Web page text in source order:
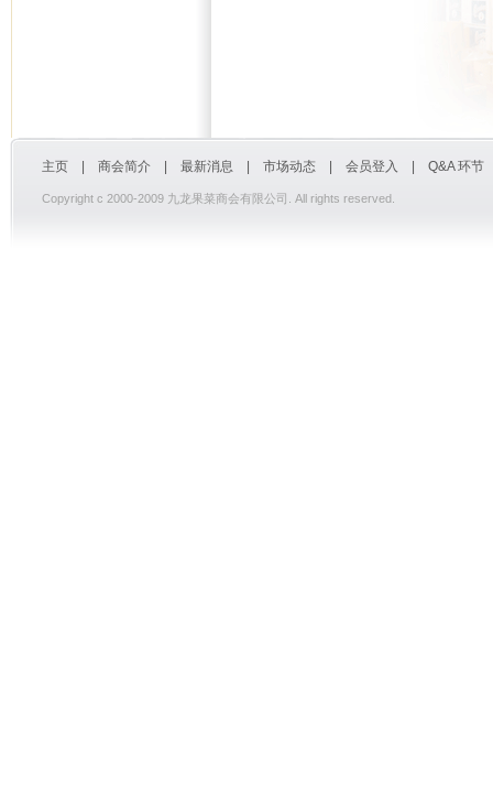
主页 商会简介 最新消息 市场动态 会员登入 Q&A 环节
Copyright c 2000-2009 九龙果菜商会有限公司. All rights reserved.